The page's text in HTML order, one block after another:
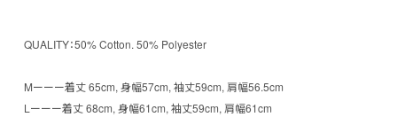
QUALITY：50% Cotton. 50% Polyester
Mーーー着丈 65cm, 身幅57cm, 袖丈59cm, 肩幅56.5cm
Lーーー着丈 68cm, 身幅61cm, 袖丈59cm, 肩幅61cm